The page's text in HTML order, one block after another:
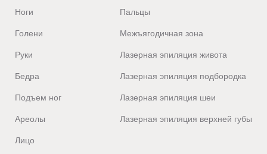
У
Улан-Удэ
Ноги
Голени
Руки
Бедра
Подъем ног
Ареолы
Лицо
Пальцы
Межъягодичная зона
Лазерная эпиляция живота
Лазерная эпиляция подбородка
Лазерная эпиляция шеи
Лазерная эпиляция верхней губы